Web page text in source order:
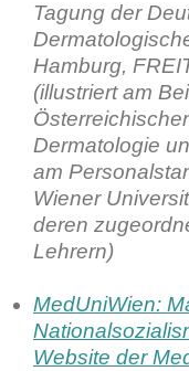
Tagung der
Hamburg,
(illustriert am
Dermatologie
am
Wiener
deren
Lehrern)
MedUniWien:
Website der